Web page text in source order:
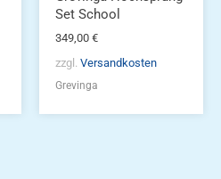
Set School
349,00 €
zzgl. Versandkosten
Grevinga